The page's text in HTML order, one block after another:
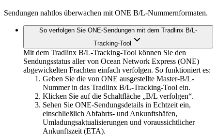
Sendungen nahtlos überwachen mit ONE B/L-Nummernformaten.
So verfolgen Sie ONE-Sendungen mit dem Tradlinx B/L-
Tracking-Tool
Mit dem Tradlinx B/L-Tracking-Tool können Sie den
Sendungsstatus aller von Ocean Network Express (ONE)
abgewickelten Frachten einfach verfolgen. So funktioniert es:
Geben Sie die von ONE ausgestellte Master-B/L-
Nummer in das Tradlinx B/L-Tracking-Tool ein.
Klicken Sie auf die Schaltfläche „B/L verfolgen“.
Sehen Sie ONE-Sendungsdetails in Echtzeit ein,
einschließlich Abfahrts- und Ankunftshäfen,
Umladungsaktualisierungen und voraussichtlicher
Ankunftszeit (ETA).